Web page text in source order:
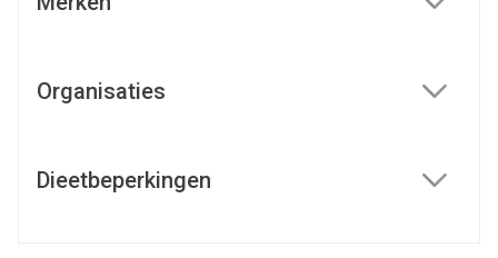
Organisaties
Dieetbeperkingen